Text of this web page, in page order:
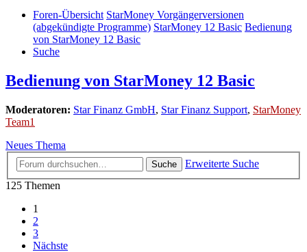
Foren-Übersicht StarMoney Vorgängerversionen
(abgekündigte Programme) StarMoney 12 Basic Bedienung
von StarMoney 12 Basic
Suche
Bedienung von StarMoney 12 Basic
Moderatoren: Star Finanz GmbH, Star Finanz Support, StarMoney
Team1
Neues Thema
Suche
Erweiterte Suche
125 Themen
1
2
3
Nächste